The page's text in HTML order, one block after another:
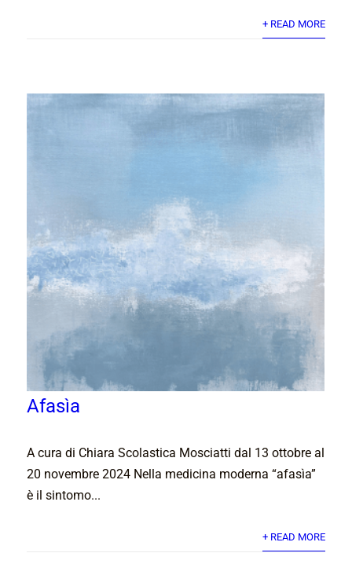
+ READ MORE
Afasìa
A cura di Chiara Scolastica Mosciatti dal 13 ottobre al
20 novembre 2024 Nella medicina moderna “afasìa”
è il sintomo...
+ READ MORE